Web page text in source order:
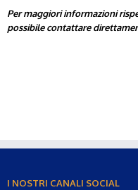
Per maggiori informazioni
possibile contattare
I NOSTRI CANALI SOCIAL